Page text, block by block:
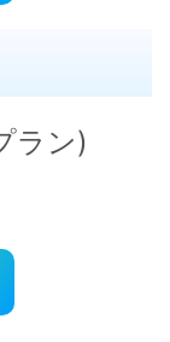
ラン)